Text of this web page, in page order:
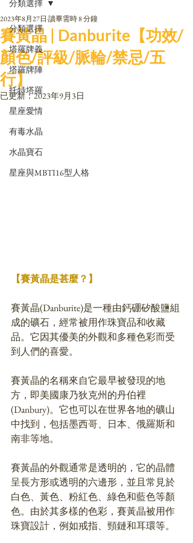
分類選擇
塔羅牌義
塔羅牌陣
托特塔羅
星座愛情
有毒水晶
水晶寶石
星座與MBTI16型人格
分類選擇
賽黃晶 | Danburite【功效/
顏色/評級/脈輪/禁忌/五
行】
2023年8月27日 讀畢需時 8 分鐘
已更新：2023年9月3日
【賽黃晶是甚麼？】
賽黃晶(Danburite)是一種由鈣硼矽酸鹽組
成的礦石，經常被用作珠寶品和收藏
品。它因其優美的外觀和多種色彩而受
到人們的喜愛。
賽黃晶的名稱來自它最早被發現的地
方，即美國康乃狄克州的丹伯裡
(Danbury)。它也可以在世界各地的礦山
中找到，包括墨西哥、日本、俄羅斯和
南非等地。
賽黃晶的外觀通常是透明的，它的晶體
呈長方形或透明的六邊形，並且常見於
白色、黃色、粉紅色、綠色和藍色等顏
色。由於其多樣的色彩，賽黃晶被用作
珠寶設計，例如戒指、頸鏈和耳環等。